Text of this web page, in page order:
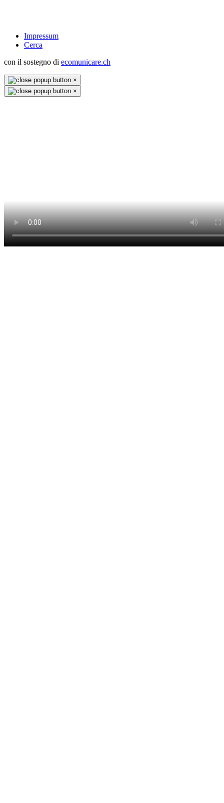
Impressum
Cerca
con il sostegno di ecomunicare.ch
×
×